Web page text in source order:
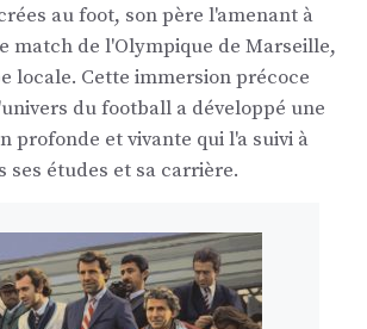
au foot, son père l'amenant à
match de l'Olympique de Marseille,
locale. Cette immersion précoce
du football a développé une
profonde et vivante qui l'a suivi à
ses études et sa carrière.